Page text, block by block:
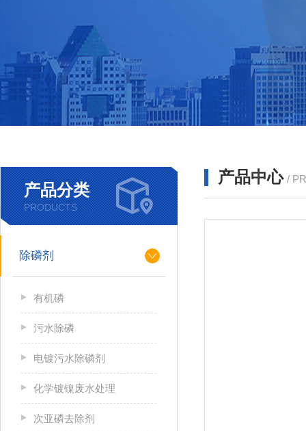
产品分类
PRODUCTS
除磷剂
有机磷
污水除磷
电镀污水除磷剂
化学镀镍废水处理
次亚磷去除剂
产品中心 /